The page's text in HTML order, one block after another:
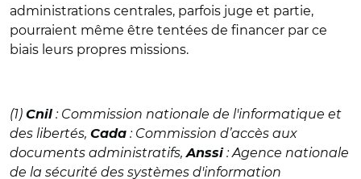
administrations centrales, parfois juge et partie,
pourraient même être tentées de financer par ce
biais leurs propres missions.
(1) Cnil : Commission nationale de l'informatique et
des libertés, Cada : Commission d’accès aux
documents administratifs,Anssi: Agence nationale
de la sécurité des systèmes d'information